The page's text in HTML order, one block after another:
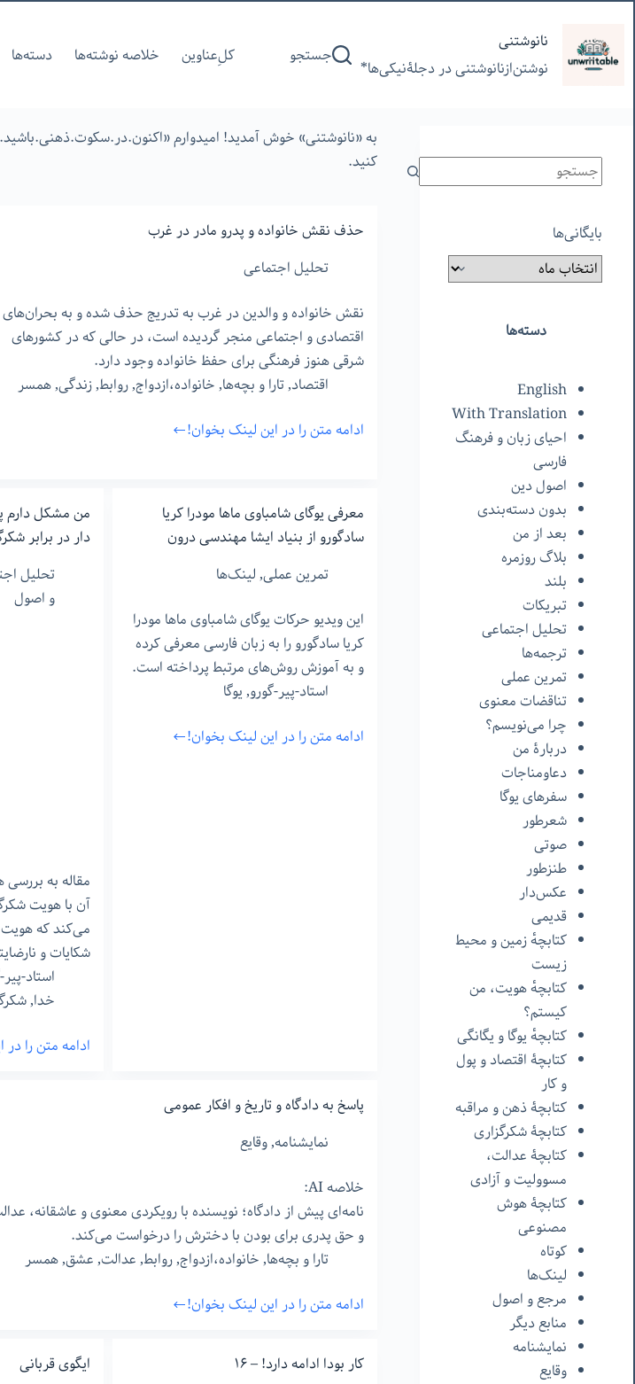
محتوا
نانوشتنی
نوشتن‌از‌نانوشتنی‌ در‌ دجلۀنیکی‌ها*
جستجو کل‌ِعناوین خلاصه نوشته‌ها دسته‌ها
به «نانوشتنی» خوش آمدید! امیدوارم
کنید.
حذف نقش خانواده و پدرو مادر در غرب
تحلیل اجتماعی
نقش خانواده و والدین در غرب به تدریج حذف شده و به بحران‌های
اقتصادی و اجتماعی منجر گردیده است، در حالی که در کشورهای
شرقی هنوز فرهنگی برای حفظ خانواده وجود دارد.
اقتصاد,تارا و بچه‌ها,خانواده،ازدواج,روابط,زندگی,همسر
ادامه متن را در این لینک بخوان!
حذف
و
پدرو
غرب
معرفی یوگای شامباوی ماها مودرا کریا
سادگورو از بنیاد ایشا مهندسی درون
تمرین عملی,لینک‌ها
این ویدیو حرکات یوگای شامباوی ماها مودرا
کریا سادگورو را به زبان فارسی معرفی کرده
و به آموزش روش‌های مرتبط پرداخته است.
استاد-پیر-گورو,یوگا
ادامه متن را در این لینک بخوان!
معرفی
من مشکل
دار در برابر
تحلیل
و اصول
مقاله به
آن با هویت
می‌کند که
شکایات و
استاد-
خدا,
ادامه متن را
من
هویت
مشکل
دار
پاسخ به دادگاه و تاریخ و افکار عمومی
نمایشنامه,وقایع
خلاصه AI:
نامه‌ای پیش از دادگاه؛ نویسنده با رویکردی معنوی و عاشقانه،
و حق پدری برای بودن با دخترش را درخواست می‌کند.
تارا و بچه‌ها,خانواده،ازدواج,روابط,عدالت,عشق,همسر
ادامه متن را در این لینک بخوان!
پاسخ
دادگاه
کار بودا ادامه دارد! – ١۶
ایگوی قربانی
بایگانی‌ها
دسته‌ها
English
With Translation
احیای زبان و فرهنگ
فارسی
اصول دین
بدون دسته‌بندی
بعد از من
بلاگ روزمره
بلند
تبریکات
تحلیل اجتماعی
ترجمه‌ها
تمرین عملی
تناقضات معنوی
چرا می‌نویسم؟
دربارۀ من
دعاومناجات
سفرهای یوگا
شعرطور
صوتی
طنزطور
عکس‌دار
قدیمی
کتابچهٔ زمین و محیط
زیست
کتابچهٔ هویت، من
کیستم؟
کتابچهٔ یوگا و یگانگی
کتابچۀ اقتصاد و پول
و کار
کتابچۀ ذهن و مراقبه
کتابچۀ شکرگزاری
کتابچۀ عدالت،
مسوولیت و آزادی
کتابچۀ هوش
مصنوعی
کوتاه
لینک‌ها
مرجع و اصول
منابع دیگر
نمایشنامه
وقایع